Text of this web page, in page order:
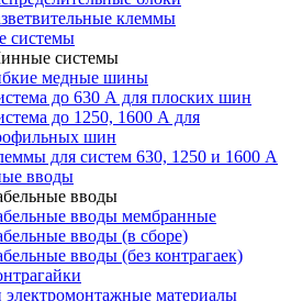
клеммы
системы
системы
медные шины
до 630 А для плоских шин
до 1250, 1600 А для
шин
для систем 630, 1250 и 1600 А
вводы
вводы
вводы мембранные
вводы (в сборе)
вводы (без контрагаек)
материалы